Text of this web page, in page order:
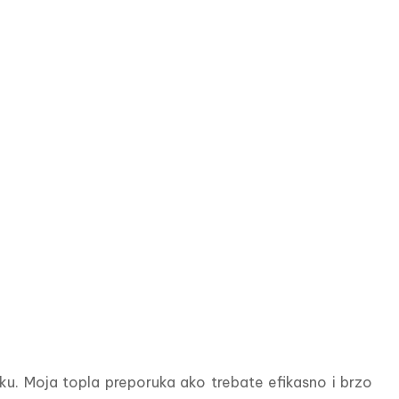
Moja topla preporuka ako trebate efikasno i brzo